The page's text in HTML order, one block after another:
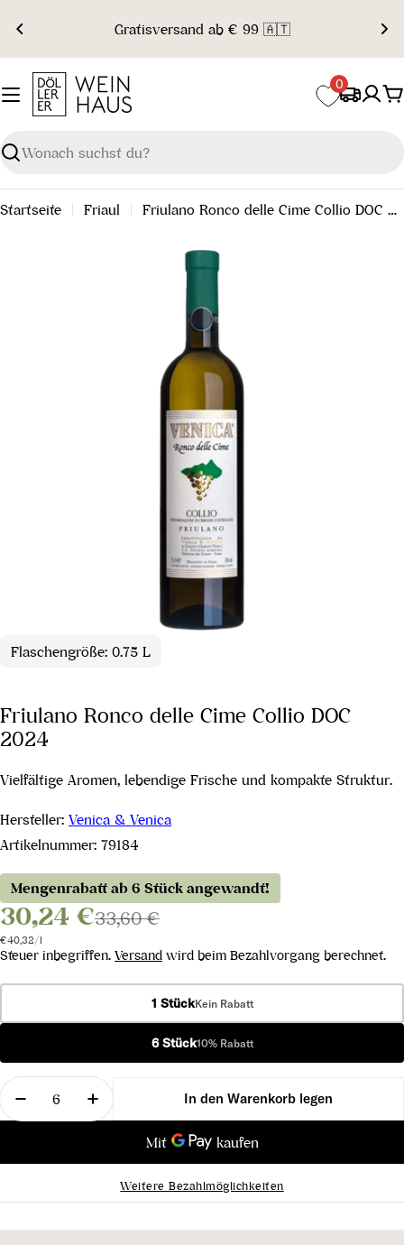
Inhalt
springen
Gratisversand ab € 99 🇦🇹
Suchen
0
Startseite Friaul Friulano Ronco delle Cime Collio DOC 2024
Flaschengröße: 0.75 L
Friulano Ronco delle Cime Collio DOC
2024
Vielfältige Aromen, lebendige Frische und kompakte Struktur.
Hersteller: Venica & Venica
Artikelnummer: 79184
Mengenrabatt ab 6 Stück angewandt!
30,24 €33,60 €
Stückpreis
€40,32/pro
l
Steuer inbegriffen. Versand wird beim Bezahlvorgang berechnet.
1 StückKein Rabatt
6 Stück10% Rabatt
Menge
Menge für Friulano Ronco delle Cime Collio DOC
Menge für Friulano Ronco delle Cime
In den Warenkorb legen
Weitere Bezahlmöglichkeiten